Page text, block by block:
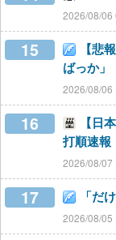
2026/08/06
15
【悲
ばっか」
2026/08/06
16
【日
打順速報
2026/08/07
17 「だ
2026/08/05